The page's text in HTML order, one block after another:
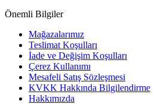
Önemli Bilgiler
Mağazalarımız
Teslimat Koşulları
İade ve Değişim Koşulları
Çerez Kullanımı
Mesafeli Satış Sözleşmesi
KVKK Hakkında Bilgilendirme
Hakkımızda